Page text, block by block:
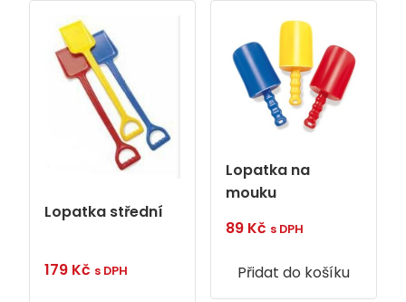
Lopatka střední
179 Kč s DPH
Lopatka na
mouku
89 Kč s DPH
Přidat do košíku